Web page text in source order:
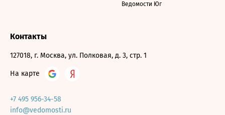
Ведомости Юг
Контакты
127018, г. Москва, ул. Полковая, д. 3, стр. 1
На карте
+7 495 956-34-58
info@vedomosti.ru